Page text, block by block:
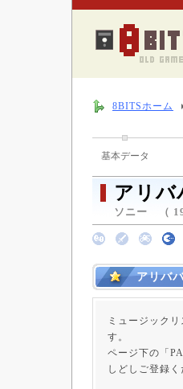
8BITSホーム
基本データ
アリバ
ソニー （
アリバ
ミュージック
す。
ページ下の「
しどしご登録